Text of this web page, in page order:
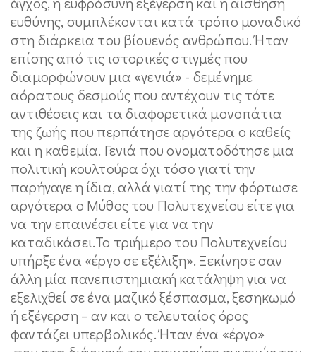
ευθύνης, συμπλέκονται κατά τρόπο μοναδικό
στη διάρκεια του βίουενός ανθρώπου. Ήταν
επίσης από τις ιστορικές στιγμές που
διαμορφώνουν μια «γενιά» - δεμένημε
αόρατους δεσμούς που αντέχουν τις τότε
αντιθέσεις και τα διαφορετικά μονοπάτια
της ζωής που περπάτησε αργότερα ο καθείς
και η καθεμία. Γενιά που ονοματοδότησε μια
πολιτική κουλτούρα όχι τόσο γιατί την
παρήγαγε η ίδια, αλλά γιατί της την φόρτωσε
αργότερα ο Μύθος του Πολυτεχνείου είτε για
να την επαινέσει είτε για να την
καταδικάσει.Το τριήμερο του Πολυτεχνείου
υπήρξε ένα «έργο σε εξέλιξη». Ξεκίνησε σαν
άλλη μία πανεπιστημιακή κατάληψη για να
εξελιχθεί σε ένα μαζικό ξέσπασμα, ξεσηκωμό
ή εξέγερση – αν και ο τελευταίος όρος
φαντάζει υπερβολικός. Ήταν ένα «έργο»